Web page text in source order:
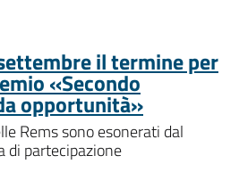
il termine per
«Secondo
opportunità»
Rems sono esonerati dal
di partecipazione